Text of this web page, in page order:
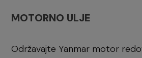
MOTORNO ULJE
Održavajte Yanmar motor